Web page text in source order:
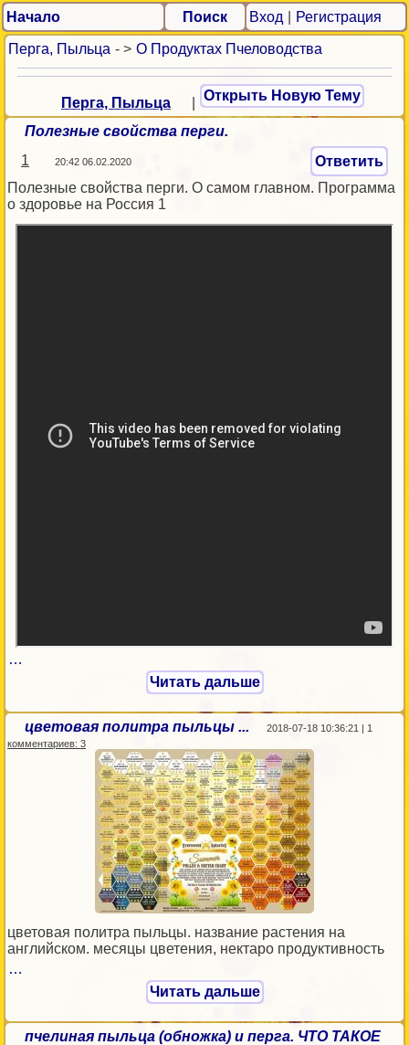
Начало Поиск Вход Регистрация
Перга, Пыльца - > О Продуктах Пчеловодства
Перга, Пыльца Открыть Новую Тему
Полезные свойства перги.
1
20:42 06.02.2020
Ответить
Полезные свойства перги. О самом главном. Программа
о здоровье на Россия 1
…
Читать дальше
цветовая политра пыльцы ...
2018-07-18 10:36:21 | 1
комментариев: 3
цветовая политра пыльцы. название растения на
английском. месяцы цветения, нектаро продуктивность
…
Читать дальше
пчелиная пыльца (обножка) и перга. ЧТО ТАКОЕ